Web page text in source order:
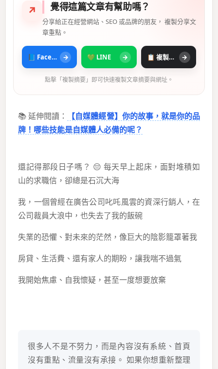
↗ 覺得這篇文章有幫助嗎？
分享給正在經營網站、SEO 或品牌的朋友， 複製分享文
章重點。
📘 Facebook → 💚 LINE → 📋 複製摘要 →
點擊「複製摘要」即可快速複製文章摘要與網址。
📚 延伸閱讀：
【自媒體經營】你的故事，就是你的品
牌！哪些技能是自媒體人必備的呢？
還記得那段日子嗎？ 😔 每天早上起床，面對堆積如
山的求職信，卻總是石沉大海
我，一個曾經在廣告公司叱吒風雲的資深行銷人，在
公司裁員大浪中，也失去了我的飯碗
失業的恐懼、對未來的茫然，像巨大的陰影籠罩著我
房貸、生活費、還有家人的期盼，讓我喘不過氣
我開始焦慮、自我懷疑，甚至一度想要放棄
很多人不是不努力，而是內容沒有系統、首頁
沒有重點、流量沒有承接。 如果你想重新整理